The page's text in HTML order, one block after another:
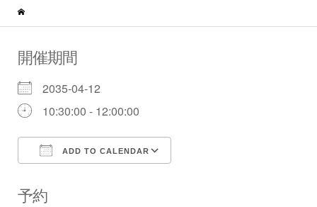
開催期間
2035-04-12
10:30:00 - 12:00:00
ADD TO CALENDAR
予約